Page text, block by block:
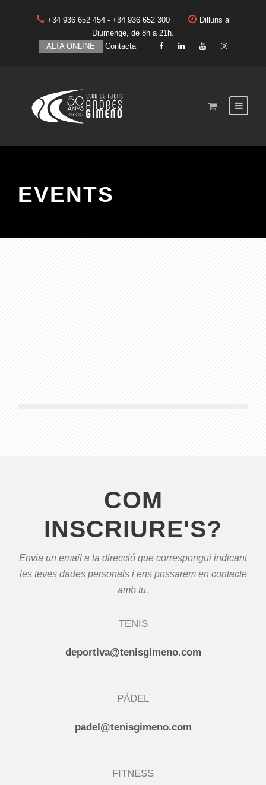
+34 936 652 454 - +34 936 652 300
Dilluns a
Diumenge, de 8h a 21h.
ALTA ONLINE
Contacta
EVENTS
COM
INSCRIURE'S?
Envia un email a la direcció que correspongui indicant
les teves dades personals i ens possarem en contacte
amb tu.
TENIS
deportiva@tenisgimeno.com
PÁDEL
padel@tenisgimeno.com
FITNESS